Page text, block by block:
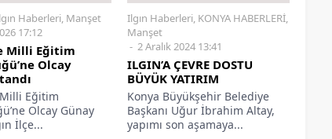
Haberleri, Manşet
17:12
Milli Eğitim
Olcay
Eğitim
Olcay Günay
İlçe...
Ilgın Haberleri, KONYA HABERLERİ,
Manşet
2 Aralık 2024 13:41
ILGIN’A ÇEVRE DOSTU
BÜYÜK YATIRIM
Konya Büyükşehir Belediye
Başkanı Uğur İbrahim Altay,
yapımı son aşamaya...